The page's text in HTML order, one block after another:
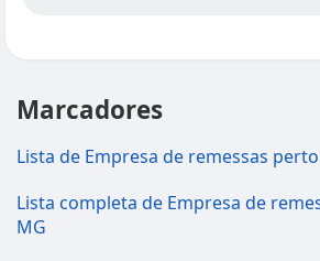
Marcadores
Lista de Empresa de remessas
Lista completa de Empresa de
MG